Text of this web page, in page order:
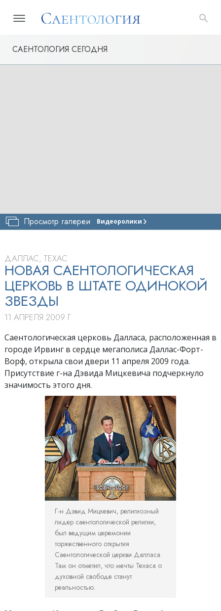
САЕНТОЛОГИЯ СЕГОДНЯ
Просмотр галереи Видеоролики
ЦЕРКОВЬ
ТОРЖЕСТВЕННОЕ
ОТКРЫТИЕ
ДАЛЛАС, ТЕХАС
НОВАЯ САЕНТОЛОГИЧЕСКАЯ
ЦЕРКОВЬ В ШТАТЕ ОДИНОКОЙ
ЗВЕЗДЫ
11 АПРЕЛЯ 2009 Г.
Саентологическая церковь Далласа, расположенная в
городе Ирвинг в сердце мегаполиса Даллас-Форт-
Ворф, открыла свои двери 11 апреля 2009 года.
Присутствие г-на Дэвида Мицкевича подчеркнуло
значимость этого дня.
Г-н Дэвид Мицкевич, религиозный
лидер саентологической религии,
был ведущим церемонии
торжественного открытия
Саентологической церкви Далласа.
Там он отметил, что мечты Техаса о
духовной свободе станут
реальностью.